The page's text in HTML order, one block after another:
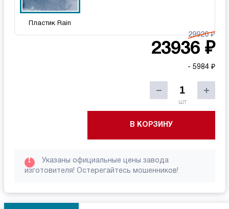
Пластик Rain
29920 ₽
23936 ₽
- 5984 ₽
шт
В КОРЗИНУ
!
Указаны официальные цены завода
изготовителя! Остерегайтесь мошенников!